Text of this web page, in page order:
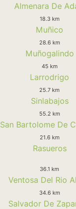
Almenara De
18.3 km
Muñico
28.6 km
Muñogalindo
45 km
Larrodrigo
25.7 km
Sinlabajos
55.2 km
San Bartolome De
21.6 km
Rasueros
36.1 km
Ventosa Del Rio
34.6 km
Salvador De